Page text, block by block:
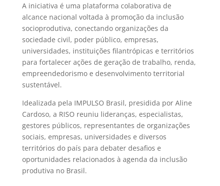
A iniciativa é uma plataforma colaborativa de
alcance nacional voltada à promoção da inclusão
socioprodutiva, conectando organizações da
sociedade civil, poder público, empresas,
universidades, instituições filantrópicas e territórios
para fortalecer ações de geração de trabalho, renda,
empreendedorismo e desenvolvimento territorial
sustentável.
Idealizada pela IMPULSO Brasil, presidida por Aline
Cardoso, a RISO reuniu lideranças, especialistas,
gestores públicos, representantes de organizações
sociais, empresas, universidades e diversos
territórios do país para debater desafios e
oportunidades relacionados à agenda da inclusão
produtiva no Brasil.